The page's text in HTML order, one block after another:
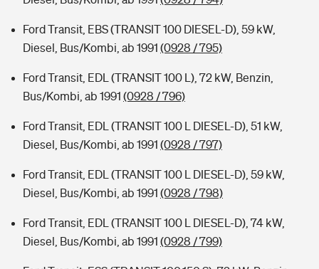
Ford Transit, EBS (TRANSIT 100 DIESEL-D), 59 kW,
Diesel, Bus/Kombi, ab 1991 (0928 / 795)
Ford Transit, EDL (TRANSIT 100 L), 72 kW, Benzin,
Bus/Kombi, ab 1991 (0928 / 796)
Ford Transit, EDL (TRANSIT 100 L DIESEL-D), 51 kW,
Diesel, Bus/Kombi, ab 1991 (0928 / 797)
Ford Transit, EDL (TRANSIT 100 L DIESEL-D), 59 kW,
Diesel, Bus/Kombi, ab 1991 (0928 / 798)
Ford Transit, EDL (TRANSIT 100 L DIESEL-D), 74 kW,
Diesel, Bus/Kombi, ab 1991 (0928 / 799)